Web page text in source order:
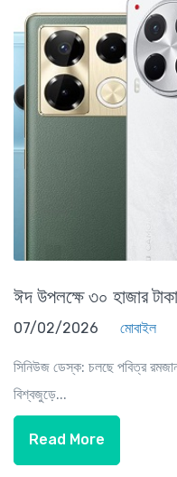
ঈদ উপলক্ষে ৩০ হাজার টাকা
07/02/2026 মোবাইল
সিনিউজ ডেস্ক: চলছে পবিত্র
বিশ্বজুড়ে...
Read More